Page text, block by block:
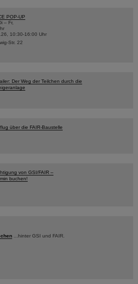
POP-UP
– Fr,
10:30-16:00 Uhr
Str. 22
Der Weg der Teilchen durch die
über die FAIR-Baustelle
von GSI/FAIR –
buchen!
...hinter GSI und FAIR.